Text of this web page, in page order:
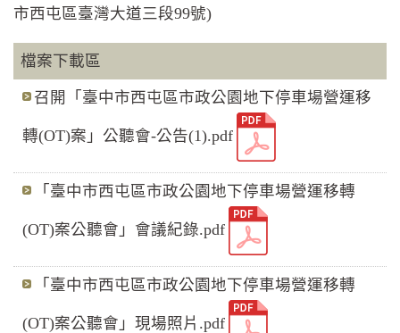
市西屯區臺灣大道三段99號)
檔案下載區
召開「臺中市西屯區市政公園地下停車場營運移
轉(OT)案」公聽會-公告(1).pdf
「臺中市西屯區市政公園地下停車場營運移轉
(OT)案公聽會」會議紀錄.pdf
「臺中市西屯區市政公園地下停車場營運移轉
(OT)案公聽會」現場照片.pdf